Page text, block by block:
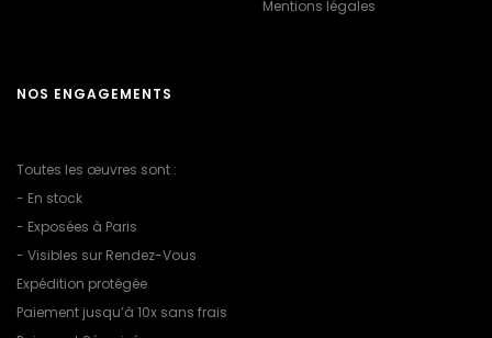
Mentions légales
NOS ENGAGEMENTS
Toutes les œuvres sont :
- En stock
- Exposées à Paris
- Visibles sur Rendez-Vous
Expédition protégée
Paiement jusqu’à 10x sans frais